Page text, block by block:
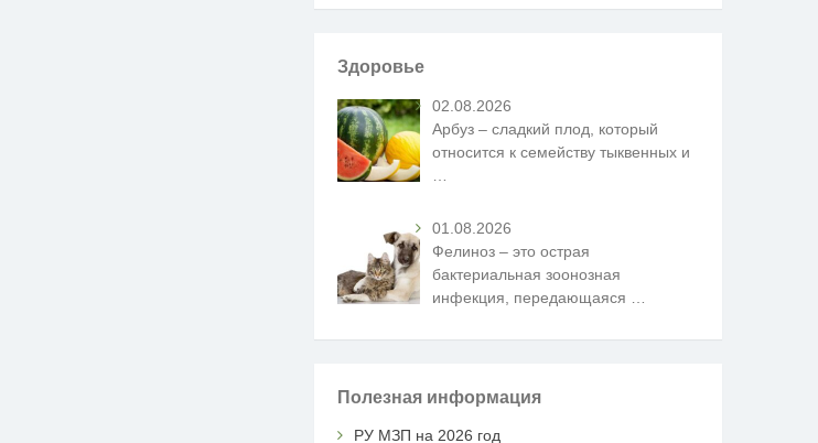
Здоровье
02.08.2026
Арбуз – сладкий плод, который
относится к семейству тыквенных и
01.08.2026
Фелиноз – это острая
бактериальная зоонозная
инфекция, передающаяся
Полезная информация
РУ МЗП на 2026 год